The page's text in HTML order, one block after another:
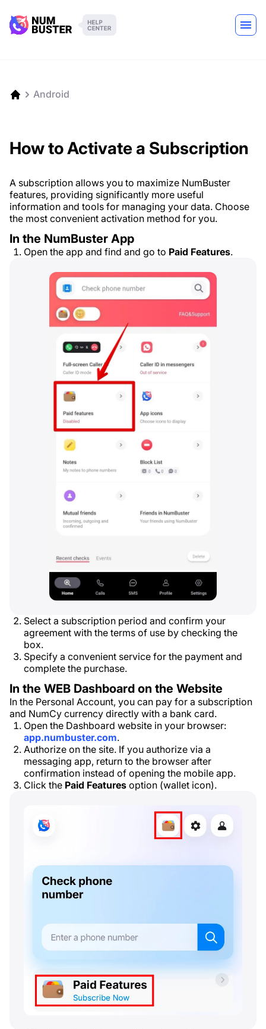
Android
How to Activate a Subscription
A subscription allows you to maximize NumBuster
features, providing significantly more useful
information and tools for managing your data. Choose
the most convenient activation method for you.
In the NumBuster App
Open the app and find and go to Paid Features.
Select a subscription period and confirm your
agreement with the terms of use by checking the
box.
Specify a convenient service for the payment and
complete the purchase.
In the WEB Dashboard on the Website
In the Personal Account, you can pay for a subscription
and NumCy currency directly with a bank card.
Open the Dashboard website in your browser:
app.numbuster.com.
Authorize on the site. If you authorize via a
messaging app, return to the browser after
confirmation instead of opening the mobile app.
Click the Paid Features option (wallet icon).